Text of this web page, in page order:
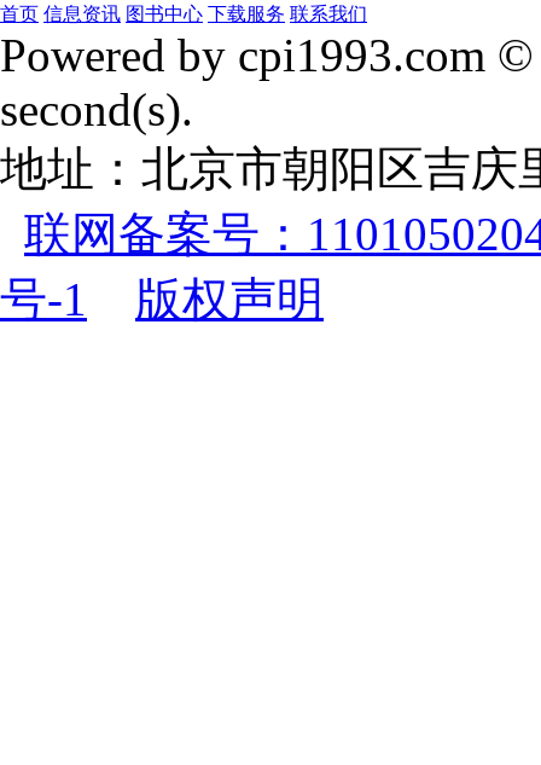
首页 信息资讯 图书中心 下载服务 联系我们
Powered by cpi1993.com
second(s).
地址：北京市朝阳区吉庆
联网备案号：
号-1
版权声明